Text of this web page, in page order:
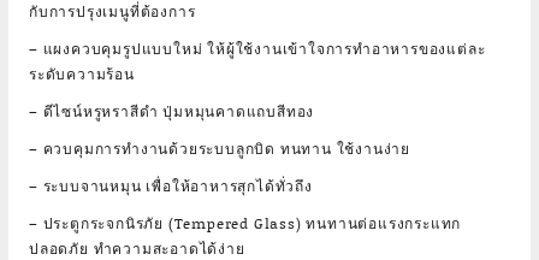
กับการปรุงเมนูที่ต้องการ
– แผงควบคุมรูปแบบใหม่ ให้ผู้ใช้งานเข้าใจการทำอาหารของแต่ละ
ระดับความร้อน
– ดีไซน์หรูหราสีดำ ปุ่มหมุนคาดแถบสีทอง
– ควบคุมการทำงานด้วยระบบลูกบิด ทนทาน ใช้งานง่าย
– ระบบจานหมุน เพื่อให้อาหารสุกได้ทั่วถึง
– ประตูกระจกนิรภัย (Tempered Glass) ทนทานต่อแรงกระแทก
ปลอดภัย ทำความสะอาดได้ง่าย